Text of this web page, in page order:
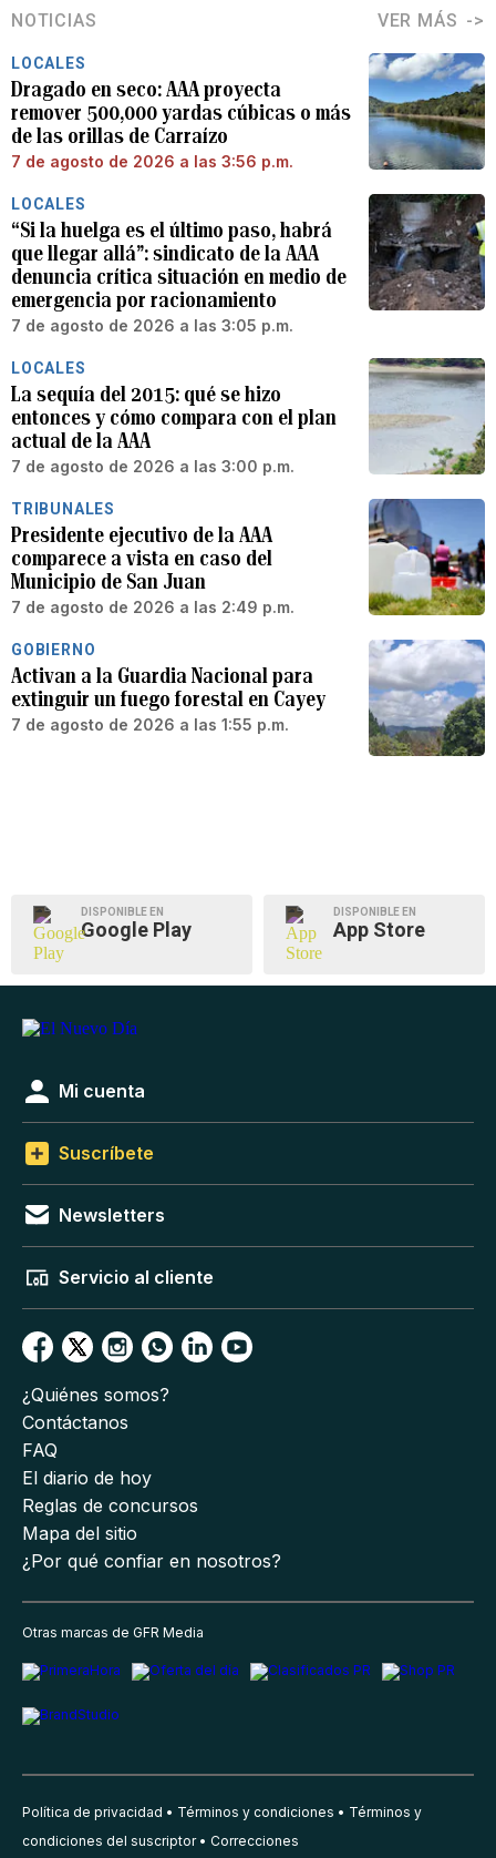
NOTICIAS VER MÁS
LOCALES
Dragado en seco: AAA proyecta
remover 500,000 yardas cúbicas o más
de las orillas de Carraízo
7 de agosto de 2026 a las 3:56 p.m.
LOCALES
“Si la huelga es el último paso, habrá
que llegar allá”: sindicato de la AAA
denuncia crítica situación en medio de
emergencia por racionamiento
7 de agosto de 2026 a las 3:05 p.m.
LOCALES
La sequía del 2015: qué se hizo
entonces y cómo compara con el plan
actual de la AAA
7 de agosto de 2026 a las 3:00 p.m.
TRIBUNALES
Presidente ejecutivo de la AAA
comparece a vista en caso del
Municipio de San Juan
7 de agosto de 2026 a las 2:49 p.m.
GOBIERNO
Activan a la Guardia Nacional para
extinguir un fuego forestal en Cayey
7 de agosto de 2026 a las 1:55 p.m.
DISPONIBLE EN
Google Play
DISPONIBLE EN
App Store
Mi cuenta
Suscríbete
Newsletters
Servicio al cliente
¿Quiénes somos?
Contáctanos
FAQ
El diario de hoy
Reglas de concursos
Mapa del sitio
¿Por qué confiar en nosotros?
Otras marcas de GFR Media
Política de privacidad Términos y condiciones
Términos y
condiciones del suscriptor
Correcciones